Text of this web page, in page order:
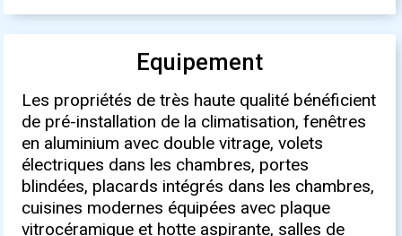
Equipement
Les propriétés de très haute qualité bénéficient
de pré-installation de la climatisation, fenêtres
en aluminium avec double vitrage, volets
électriques dans les chambres, portes
blindées, placards intégrés dans les chambres,
cuisines modernes équipées avec plaque
vitrocéramique et hotte aspirante, salles de